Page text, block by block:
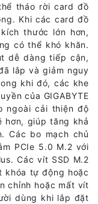
tháo rời card đồ
Khi các card đồ
thước lớn hơn,
có thể khó khăn.
dễ dàng tiếp cận,
lắp và giảm nguy
khi đó, các khe
của GIGABYTE
ngoài cải thiện độ
hơn, giúp tăng khả
Các bo mạch chủ
PCIe 5.0 M.2 với
Các vít SSD M.2
khóa tự động hoặc
chỉnh hoặc mất vít
dùng khi lắp đặt